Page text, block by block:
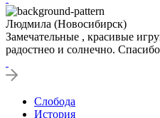
Людмила (Новосибирск)
Замечательные , красивые
радостнео и солнечно.
Слобода
История